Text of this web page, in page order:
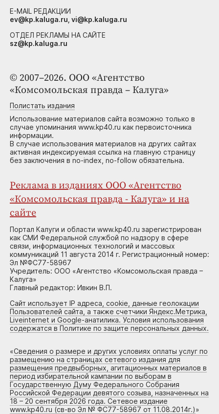
© 2007–2026. ООО «Агентство
«Комсомольская правда – Калуга»
Полистать издания
Использование материалов сайта возможно только в
случае упоминания www.kp40.ru как первоисточника
информации.
В случае использования материалов на других сайтах
активная индексируемая ссылка на главную страницу
без заключения в no-index, no-follow обязательна.
Реклама в изданиях ООО «Агентство
«Комсомольская правда - Калуга» и на
сайте
Портал Калуги и области www.kp40.ru зарегистрирован
как СМИ Федеральной службой по надзору в сфере
связи, информационных технологий и массовых
коммуникаций 11 августа 2014 г. Регистрационный номер:
Эл №ФС77-58967
Учредитель: ООО «Агентство «Комсомольская правда –
Калуга»
Главный редактор: Ивкин В.П.
Сайт использует IP адреса, cookie, данные геолокации
Пользователей сайта, а также счетчики Яндекс.Метрика,
Liveinternet и Google-анатилика. Условия использования
содержатся в Политике по защите персональных данных.
«Сведения о размере и других условиях оплаты услуг по
размещению на страницах сетевого издания для
размещения предвыборных, агитационных материалов в
период избирательной кампании по выборам в
Государственную Думу Федерального Собрания
Российской Федерации девятого созыва, назначенных на
18 – 20 сентября 2026 года. Сетевое издание
www.kp40.ru (св-во Эл № ФС77-58967 от 11.08.2014г.)»
E-MAIL РЕДАКЦИИ
ev@kp.kaluga.ru, vi@kp.kaluga.ru
ОТДЕЛ РЕКЛАМЫ НА САЙТЕ
sz@kp.kaluga.ru